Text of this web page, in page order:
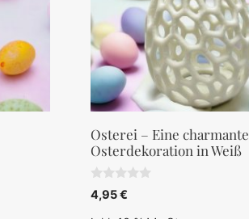
Osterei – Eine charmante
Osterdekoration in Weiß
0
v
4,95€